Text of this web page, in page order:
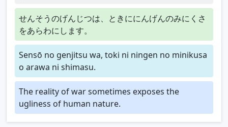
せんそうのげんじつは、ときににんげんのみにくさ
をあらわにします。
Sensō no genjitsu wa, toki ni ningen no minikusa
o arawa ni shimasu.
The reality of war sometimes exposes the
ugliness of human nature.